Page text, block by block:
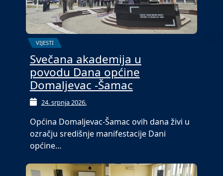
VIJESTI
Svečana akademija u
povodu Dana općine
Domaljevac -Šamac
24. srpnja 2026.
Općina Domaljevac-Šamac ovih dana živi u
ozračju središnje manifestacije Dani
općine…